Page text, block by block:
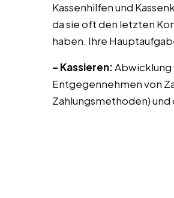
Kassenhilfen und
da sie oft den letzten
haben. Ihre
– Kassieren:Abwicklung
Entgegennehmen von
Zahlungsmethoden) und